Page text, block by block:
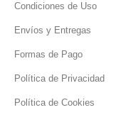
Condiciones de Uso
Envíos y Entregas
Formas de Pago
Política de Privacidad
Política de Cookies